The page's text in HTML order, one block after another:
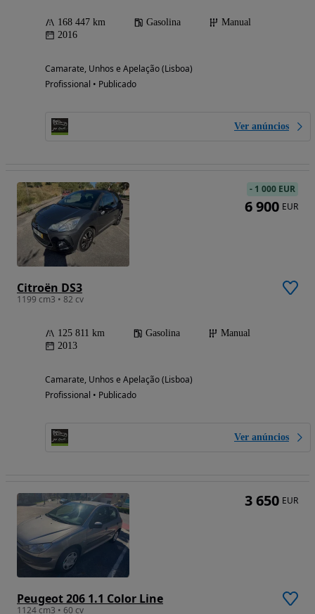
168 447 km Gasolina
Manual
2016
Camarate, Unhos e Apelação (Lisboa)
Profissional • Publicado
Ver anúncios
Citroën DS3
1199 cm3 • 82 cv
125 811 km Gasolina
Manual
2013
Camarate, Unhos e Apelação (Lisboa)
Profissional • Publicado
Ver anúncios
- 1 000 EUR
6 900 EUR
Peugeot 206 1.1 Color Line
1124 cm3 • 60 cv
3 650 EUR